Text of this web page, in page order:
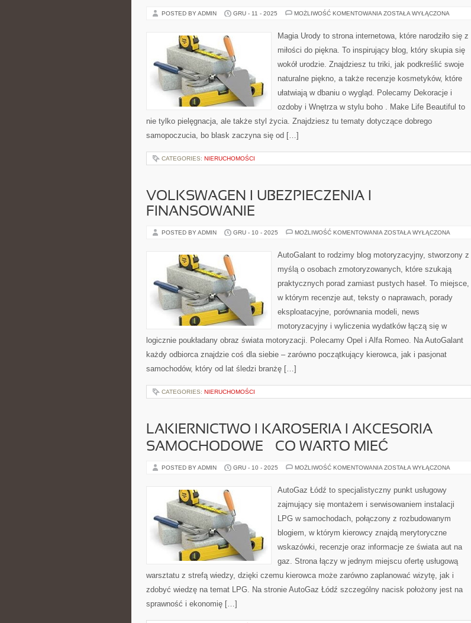
POSTED BY ADMIN GRU - 11 - 2025 MOŻLIWOŚĆ KOMENTOWANIA TWORZENIE
PALET
I
I
ZOSTAŁA WYŁĄCZONA
Magia Urody to strona internetowa, które narodziło się z
miłości do piękna. To inspirujący blog, który skupia się
wokół urodzie. Znajdziesz tu triki, jak podkreślić swoje
naturalne piękno, a także recenzje kosmetyków, które
ułatwiają w dbaniu o wygląd. Polecamy Dekoracje i
ozdoby i Wnętrza w stylu boho . Make Life Beautiful to
nie tylko pielęgnacja, ale także styl życia. Znajdziesz tu tematy dotyczące dobrego
samopoczucia, bo blask zaczyna się od […]
CATEGORIES: NIERUCHOMOŚCI
VOLKSWAGEN I UBEZPIECZENIA I
FINANSOWANIE
POSTED BY ADMIN GRU - 10 - 2025 MOŻLIWOŚĆ KOMENTOWANIA VOLKSWAGEN
I
FINANSOWANIE
ZOSTAŁA WYŁĄCZONA
AutoGalant to rodzimy blog motoryzacyjny, stworzony z
myślą o osobach zmotoryzowanych, które szukają
praktycznych porad zamiast pustych haseł. To miejsce,
w którym recenzje aut, teksty o naprawach, porady
eksploatacyjne, porównania modeli, news
motoryzacyjny i wyliczenia wydatków łączą się w
logicznie poukładany obraz świata motoryzacji. Polecamy Opel i Alfa Romeo. Na AutoGalant
każdy odbiorca znajdzie coś dla siebie – zarówno początkujący kierowca, jak i pasjonat
samochodów, który od lat śledzi branżę […]
CATEGORIES: NIERUCHOMOŚCI
LAKIERNICTWO I KAROSERIA I AKCESORIA
SAMOCHODOWE – CO WARTO MIEĆ
POSTED BY ADMIN GRU - 10 - 2025 MOŻLIWOŚĆ KOMENTOWANIA LAKIERNICTWO
AKCESORIA
–
WARTO
ZOSTAŁA WYŁĄCZONA
AutoGaz Łódź to specjalistyczny punkt usługowy
zajmujący się montażem i serwisowaniem instalacji
LPG w samochodach, połączony z rozbudowanym
blogiem, w którym kierowcy znajdą merytoryczne
wskazówki, recenzje oraz informacje ze świata aut na
gaz. Strona łączy w jednym miejscu ofertę usługową
warsztatu z strefą wiedzy, dzięki czemu kierowca może zarówno zaplanować wizytę, jak i
zdobyć wiedzę na temat LPG. Na stronie AutoGaz Łódź szczególny nacisk położony jest na
sprawność i ekonomię […]